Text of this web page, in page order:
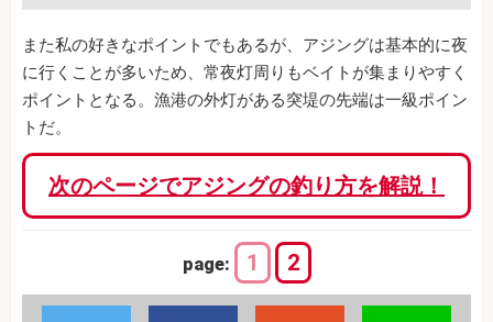
また私の好きなポイントでもあるが、アジングは基本的に夜
に行くことが多いため、常夜灯周りもベイトが集まりやすく
ポイントとなる。漁港の外灯がある突堤の先端は一級ポイン
トだ。
次のページでアジングの釣り方を解説！
page: 1 2